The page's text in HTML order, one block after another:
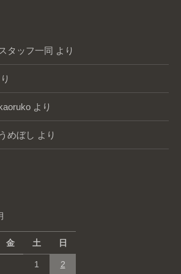
タッフ一同 より
より
めぼし より
金 土 日
1 2